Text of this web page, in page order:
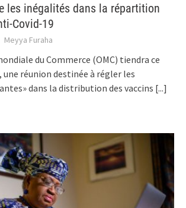
les inégalités dans la répartition
Covid-19
Meyya Furaha
du Commerce (OMC) tiendra ce
une réunion destinée à régler les
dans la distribution des vaccins [...]